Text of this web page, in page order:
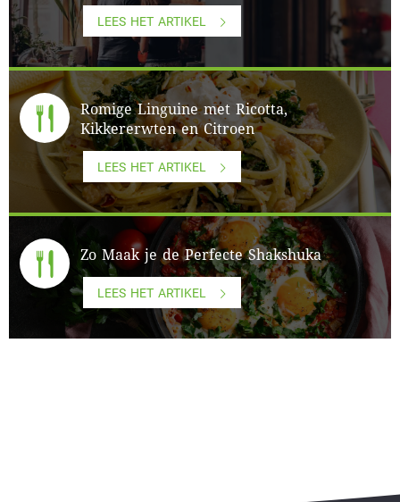
LEES HET ARTIKEL
Romige Linguine met Ricotta,
Kikkererwten en Citroen
LEES HET ARTIKEL
Zo Maak je de Perfecte Shakshuka
LEES HET ARTIKEL